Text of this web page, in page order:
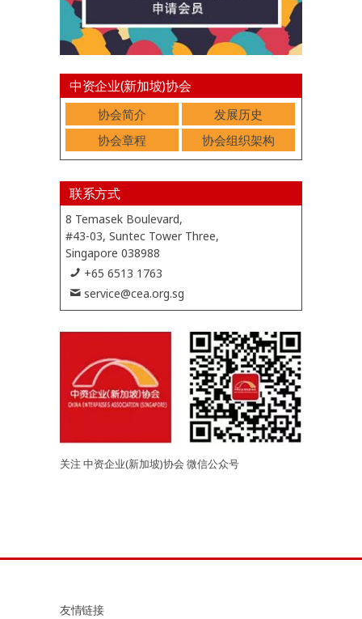
中资企业(新加坡)协会
协会简介
发展历史
协会章程
协会组织架构
联系方式
8 Temasek Boulevard,
#43-03, Suntec Tower Three,
Singapore 038988
+65 6513 1763
service@cea.org.sg
关注 中资企业(新加坡)协会 微信公众号
友情链接